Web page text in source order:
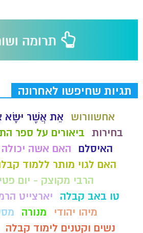
תגיות שחיפשו לאחרונה
אחשוורוש
אֵת אֲשֶׁר יִשָּׂא
בחירות ביאורים על ספר
האיסלם
האם אשה
האם לגוי מותר ללמוד
הרבי מקוצק - יום
טו באב קבלה
יארצייט
מיהו יהודי
מנורה
נשים וקטנים לימוד קבלה